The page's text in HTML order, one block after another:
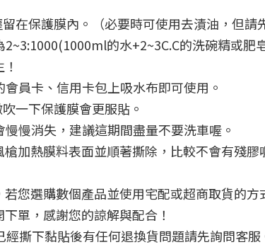
在保護膜內。（必要時可使用去漬油，但請
的水+2~3C.C的洗碗精或
員卡、信用卡包上吸水布即可使用。
一下保護膜會更服貼。
慢消失，建議這期間盡量不要洗車喔。
加熱膜料表面並順著撕除，比較不會有殘膠
您選購數個產品並使用宅配或超商取貨的
單，感謝您的諒解與配合！
撕下黏貼後有任何退換貨問題請先詢問客服